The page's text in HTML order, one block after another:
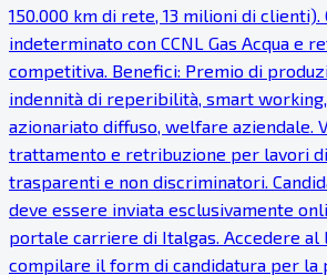
150.000 km di rete, 13 milioni di clienti).
indeterminato con CCNL Gas Acqua e
competitiva. Benefici: Premio di
indennità di reperibilità, smart
azionariato diffuso, welfare aziendale.
trattamento e retribuzione per lavori
trasparenti e non discriminatori.
deve essere inviata esclusivamente
portale carriere di Italgas. Accedere al
compilare il form di candidatura per la